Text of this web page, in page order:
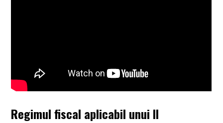
Regimul fiscal aplicabil unui II